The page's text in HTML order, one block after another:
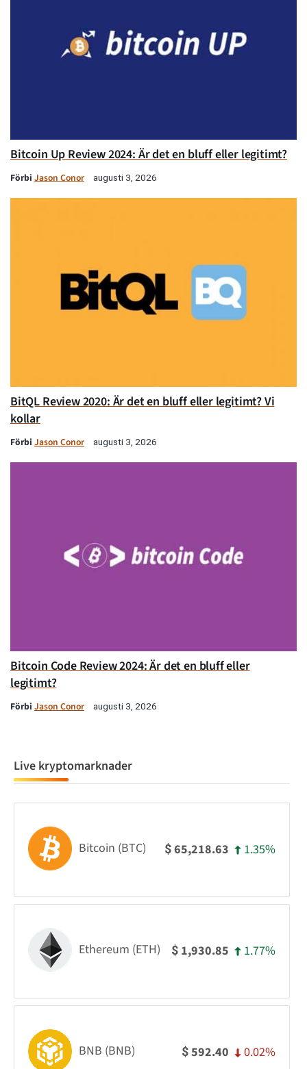
Bitcoin Up Review 2024: Är det en bluff eller legitimt?
Förbi Jason Conor augusti 3, 2026
BitQL Review 2020: Är det en bluff eller legitimt? Vi
kollar
Förbi Jason Conor augusti 3, 2026
Bitcoin Code Review 2024: Är det en bluff eller
legitimt?
Förbi Jason Conor augusti 3, 2026
Live kryptomarknader
Bitcoin (BTC) $65,218.63 1.35%
Ethereum (ETH) $ 1,930.85 1.77%
BNB (BNB) $592.40 0.02%